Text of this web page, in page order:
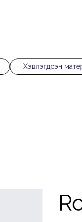
Хэвлэгдсэн